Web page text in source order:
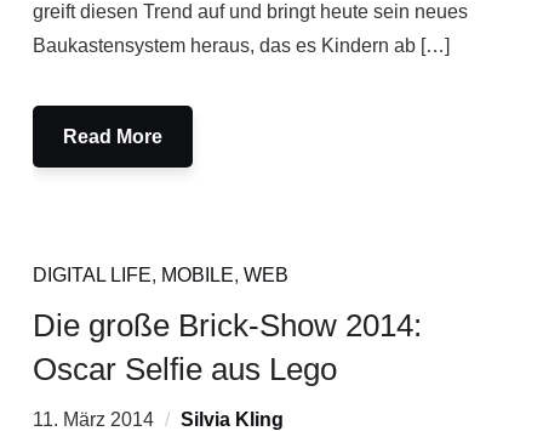
greift diesen Trend auf und bringt heute sein neues
Baukastensystem heraus, das es Kindern ab […]
Read More
DIGITAL LIFE, MOBILE, WEB
Die große Brick-Show 2014:
Oscar Selfie aus Lego
11. März 2014 Silvia Kling